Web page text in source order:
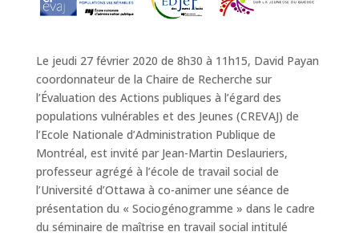
Le jeudi 27 février 2020 de 8h30 à 11h15, David Payan
coordonnateur de la Chaire de Recherche sur
l’Évaluation des Actions publiques à l’égard des
populations vulnérables et des Jeunes (CREVAJ) de
l’Ecole Nationale d’Administration Publique de
Montréal, est invité par Jean-Martin Deslauriers,
professeur agrégé à l’école de travail social de
l’Université d’Ottawa à co-animer une séance de
présentation du « Sociogénogramme » dans le cadre
du séminaire de maîtrise en travail social intitulé